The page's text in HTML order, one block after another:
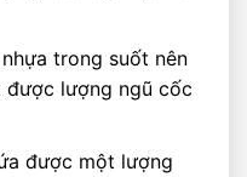
trong suốt nên
được lượng ngũ cốc
được một lượng